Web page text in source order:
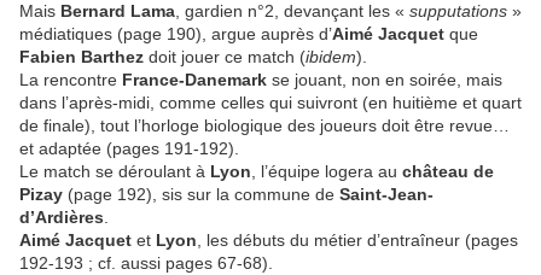
Mais Bernard Lama , gardien n°2, devançant les « supputations »
médiatiques (page 190), argue auprès d’Aimé Jacquet que
Fabien Barthez doit jouer ce match (ibidem).
La rencontre France-Danemark se jouant, non en soirée, mais
dans l’après-midi, comme celles qui suivront (en huitième et quart
de finale), tout l’horloge biologique des joueurs doit être revue…
et adaptée (pages 191-192).
Le match se déroulant à Lyon , l’équipe logera au château de
Pizay (page 192), sis sur la commune de Saint-Jean-
d’Ardières
Aimé Jacquet et Lyon , les débuts du métier d’entraîneur (pages
192-193 ; cf. aussi pages 67-68).